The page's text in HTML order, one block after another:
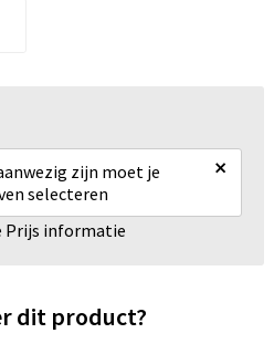
zijn moet je
selecteren
×
Prijs informatie
dit product?